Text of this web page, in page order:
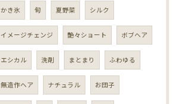
かき氷 旬 夏野菜 シルク
イメージチェンジ 艶々ショート ボブヘア
エシカル 洗剤 まとまり ふわゆる
無造作ヘア ナチュラル お団子